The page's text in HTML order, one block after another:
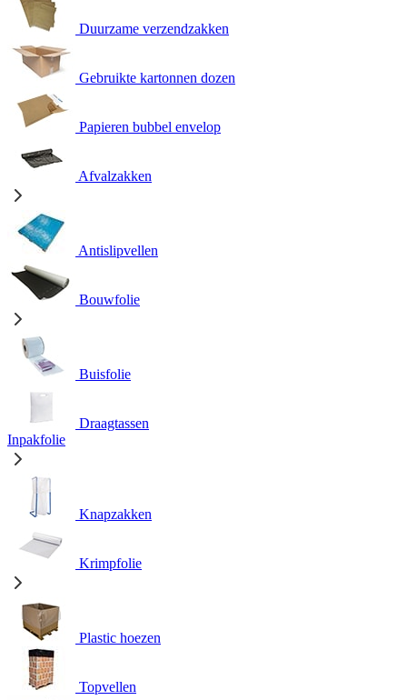
Duurzame verzendzakken
Gebruikte kartonnen dozen
Papieren bubbel envelop
Afvalzakken
Antislipvellen
Bouwfolie
Buisfolie
Draagtassen
Inpakfolie
Knapzakken
Krimpfolie
Plastic hoezen
Topvellen